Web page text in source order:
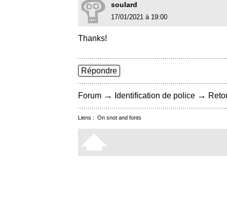
soulard
17/01/2021 à 19:00
Thanks!
Répondre
Forum → Identification de police →
Liens : On snot and fonts